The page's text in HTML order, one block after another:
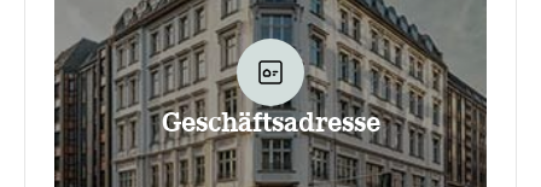
Geschäftsadresse